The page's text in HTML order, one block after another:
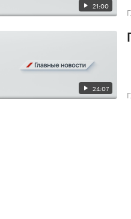
21:00
24:07